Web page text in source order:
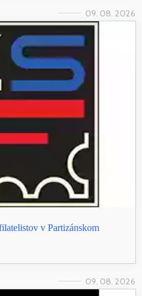
09. 08. 2026
v Partizánskom
09. 08. 2026